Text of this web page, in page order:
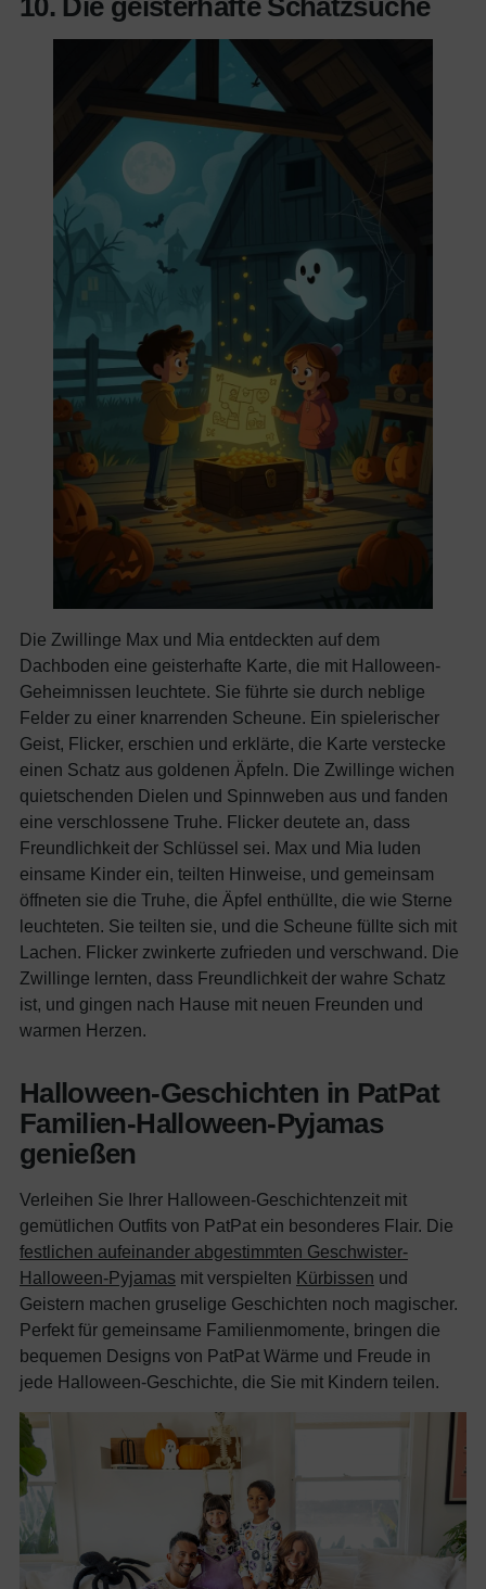
Die Zwillinge Max und Mia entdeckten auf dem
Dachboden eine geisterhafte Karte, die mit Halloween-
Geheimnissen leuchtete. Sie führte sie durch neblige
Felder zu einer knarrenden Scheune. Ein spielerischer
Geist, Flicker, erschien und erklärte, die Karte verstecke
einen Schatz aus goldenen Äpfeln. Die Zwillinge wichen
quietschenden Dielen und Spinnweben aus und fanden
eine verschlossene Truhe. Flicker deutete an, dass
Freundlichkeit der Schlüssel sei. Max und Mia luden
einsame Kinder ein, teilten Hinweise, und gemeinsam
öffneten sie die Truhe, die Äpfel enthüllte, die wie Sterne
leuchteten. Sie teilten sie, und die Scheune füllte sich mit
Lachen. Flicker zwinkerte zufrieden und verschwand. Die
Zwillinge lernten, dass Freundlichkeit der wahre Schatz
ist, und gingen nach Hause mit neuen Freunden und
warmen Herzen.
Halloween-Geschichten in PatPat
Familien-Halloween-Pyjamas
genießen
Verleihen Sie Ihrer Halloween-Geschichtenzeit mit
gemütlichen Outfits von PatPat ein besonderes Flair. Die
festlichen aufeinander abgestimmten Geschwister-
Halloween-Pyjamas mit verspielten Kürbissen und
Geistern machen gruselige Geschichten noch magischer.
Perfekt für gemeinsame Familienmomente, bringen die
bequemen Designs von PatPat Wärme und Freude in
jede Halloween-Geschichte, die Sie mit Kindern teilen.